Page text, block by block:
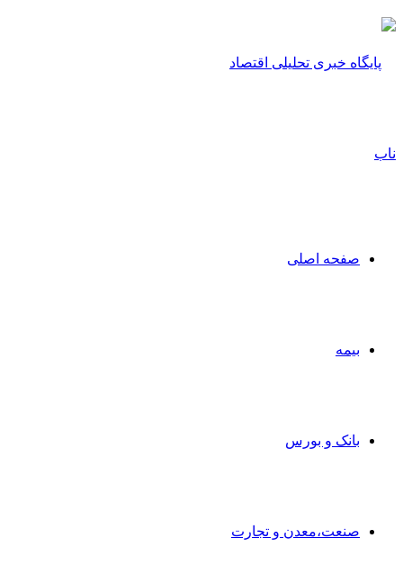
صفحه اصلی
بیمه
بانک و بورس
صنعت،معدن و تجارت